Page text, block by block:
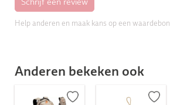
Help anderen en maak kans op een waardebon
Anderen bekeken ook